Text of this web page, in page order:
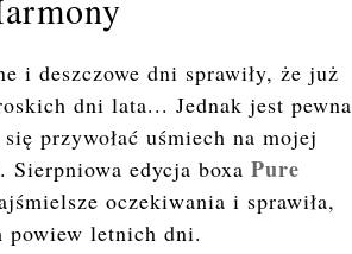
i deszczowe dni sprawiły, że już
dni lata... Jednak jest pewna
przywołać uśmiech na mojej
edycja boxa Pure
oczekiwania i sprawiła,
powiew letnich dni.